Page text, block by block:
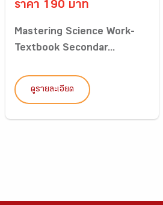
ราคา 190 บาท
Mastering Science Work-
Textbook Secondar...
ดูรายละเอียด